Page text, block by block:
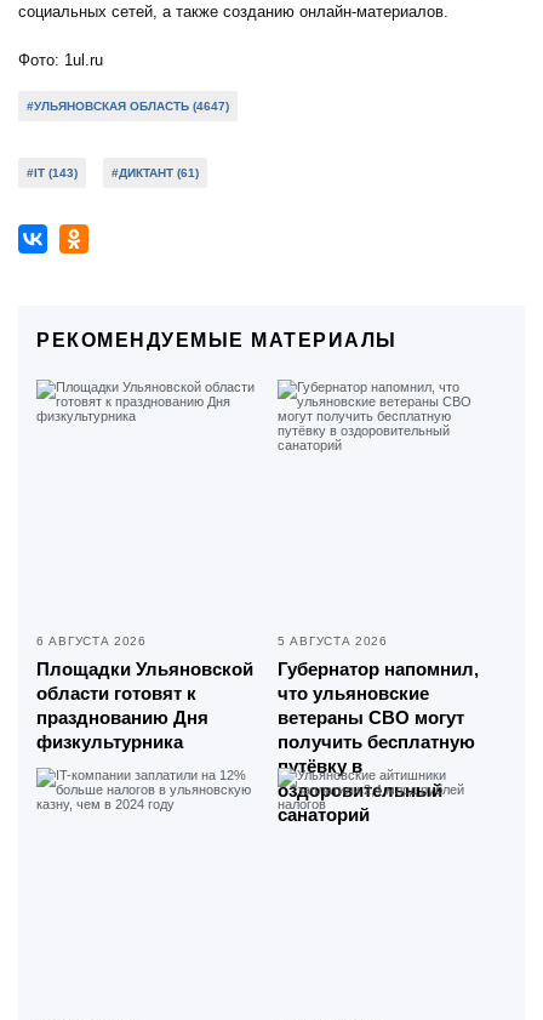
социальных сетей, а также созданию онлайн-материалов.
Фото: 1ul.ru
#УЛЬЯНОВСКАЯ ОБЛАСТЬ (4647)
#IT (143) #ДИКТАНТ (61)
РЕКОМЕНДУЕМЫЕ МАТЕРИАЛЫ
6 АВГУСТА 2026
Площадки Ульяновской
области готовят к
празднованию Дня
физкультурника
5 АВГУСТА 2026
Губернатор напомнил,
что ульяновские
ветераны СВО могут
получить бесплатную
путёвку в
оздоровительный
санаторий